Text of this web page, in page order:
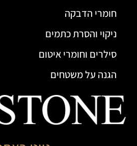
חומרי הדבקה
ניקוי והסרת כתמים
סילרים וחומרי איטום
הגנה על משטחים